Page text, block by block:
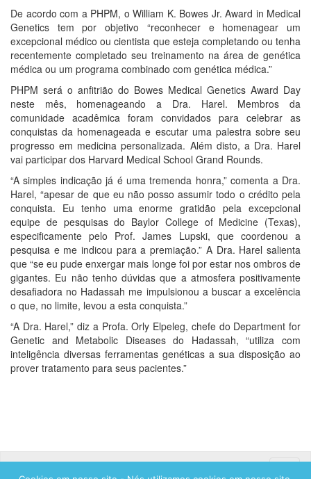
De acordo com a PHPM, o William K. Bowes Jr. Award in Medical
Genetics tem por objetivo “reconhecer e homenagear um
excepcional médico ou cientista que esteja completando ou tenha
recentemente completado seu treinamento na área de genética
médica ou um programa combinado com genética médica.”
PHPM será o anfitrião do Bowes Medical Genetics Award Day
neste mês, homenageando a Dra. Harel. Membros da
comunidade acadêmica foram convidados para celebrar as
conquistas da homenageada e escutar uma palestra sobre seu
progresso em medicina personalizada. Além disto, a Dra. Harel
vai participar dos Harvard Medical School Grand Rounds.
“A simples indicação já é uma tremenda honra,” comenta a Dra.
Harel, “apesar de que eu não posso assumir todo o crédito pela
conquista. Eu tenho uma enorme gratidão pela excepcional
equipe de pesquisas do Baylor College of Medicine (Texas),
especificamente pelo Prof. James Lupski, que coordenou a
pesquisa e me indicou para a premiação.” A Dra. Harel salienta
que “se eu pude enxergar mais longe foi por estar nos ombros de
gigantes. Eu não tenho dúvidas que a atmosfera positivamente
desafiadora no Hadassah me impulsionou a buscar a excelência
o que, no limite, levou a esta conquista.”
“A Dra. Harel,” diz a Profa. Orly Elpeleg, chefe do Department for
Genetic and Metabolic Diseases do Hadassah, “utiliza com
inteligência diversas ferramentas genéticas a sua disposição ao
prover tratamento para seus pacientes.”